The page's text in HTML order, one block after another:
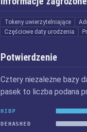
Tokeny uwierzytelniające
Częściowe daty urodzenia
Potwierdzenie
Cztery niezależne bazy
pasek to liczba podana
HIBP
DEHASHED